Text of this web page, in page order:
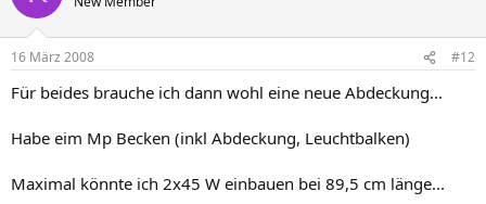
16 März 2008 #12
Für beides brauche ich dann wohl eine neue Abdeckung...
Habe eim Mp Becken (inkl Abdeckung, Leuchtbalken)
Maximal könnte ich 2x45 W einbauen bei 89,5 cm länge...